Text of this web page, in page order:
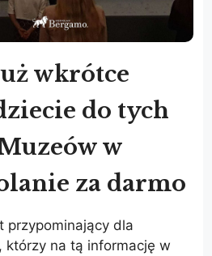
wkrótce
do tych
w
za darmo
przypominający dla
którzy na tą informację w